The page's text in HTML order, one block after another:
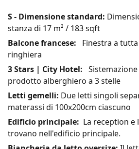
S - Dimensione standard:
stanza di 17 m² / 183 sqft
Balcone francese: Finestra a
ringhiera
3 Stars | City Hotel:
prodotto alberghiero a 3 stelle
Letti gemelli: Due letti singoli
materassi di 100x200cm ciascuno
Edificio principale: La reception e
trovano nell'edificio principale.